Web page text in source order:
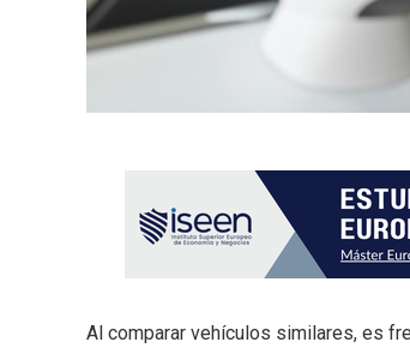
Al comparar vehículos similares, es